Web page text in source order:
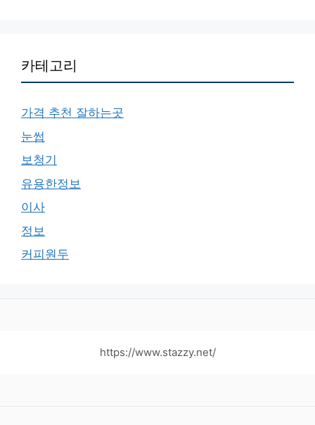
카테고리
가격 추천 잘하는곳
눈썹
보청기
유용한정보
이사
정보
커피원두
https://www.stazzy.net/